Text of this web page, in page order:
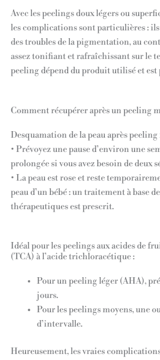
Avec les peelings doux légers ou
les complications sont particulières :
des troubles de la pigmentation, au
assez tonifiant et rafraîchissant sur le
peeling dépend du produit utilisé et
Comment récupérer après un peeling
Desquamation de la peau après
• Prévoyez une pause d’environ une
prolongée si vous avez besoin de deux
• La peau est rose et reste
peau d’un bébé : un traitement à base
thérapeutiques est prescrit.
Idéal pour les peelings aux acides de
(TCA) à l’acide trichloracétique :
Pour un peeling léger (AHA),
jours.
Pour les peelings moyens, une
d’intervalle.
Heureusement, les vraies